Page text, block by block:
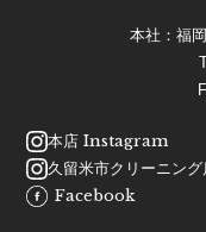
本社：福
本店 Instagram
久留米市クリーニン
Facebook